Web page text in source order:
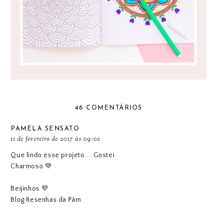
46 COMENTÁRIOS
PAMELA SENSATO
11 de fevereiro de 2017 às 09:02
Que lindo esse projeto.... Gostei.
Charmoso 💚
Beijinhos 💜
Blog Resenhas da Pâm